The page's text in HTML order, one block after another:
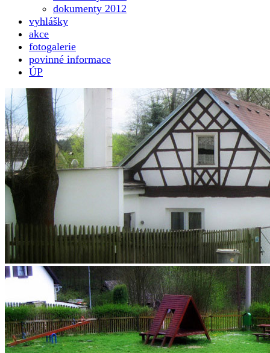
dokumenty 2012
vyhlášky
akce
fotogalerie
povinné informace
ÚP